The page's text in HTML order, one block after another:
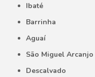
Ibaté
Barrinha
Aguaí
São Miguel Arcanjo
Descalvado